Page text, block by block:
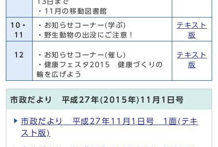
13日まで
・11月の移動図書館
10・
11
・お知らせコーナー(学ぶ)
・野生動物の出没にご注意！
テキスト
版
12
・お知らせコーナー(催し)
・健康フェスタ2015 健康づくりの
輪を広げよう
テキスト
版
市政だより 平成27年(2015年)11月1日号
市政だより 平成27年11月1日号 1面(テキ
スト版)